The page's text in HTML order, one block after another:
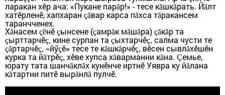
ларакан хӗр ача: «Пукане парăр!»-тесе кăшкăрать. Йăлт
хатӗрленӗ, хапхаран çăвар карса пăхса тăракансем
таранчченех.
Хăнасем çӗнӗ çынсене (çамрăк мăшăра) çăкăр та
çырттарчӗç, кине сурпан та çыхтарчӗç, салма чусти те
çăртарчӗç, «йӳçӗ» тесе те кăшкăрчӗç, вӗсен сывлăхӗшӗн
курка та йăтрӗç, хӗве хупса хăварманни кăна. Çемье,
юрату тата шанчăклăх кунӗнче иртнӗ Уявра ку йăлана
кăтартни питӗ вырăнлă пулчӗ.